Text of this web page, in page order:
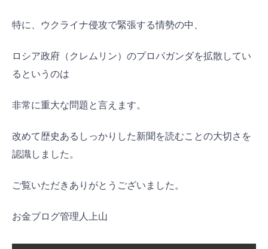
特に、ウクライナ侵攻で緊張する情勢の中、
ロシア政府（クレムリン）のプロパガンダを拡散してい
るというのは
非常に重大な問題と言えます。
改めて歴史あるしっかりした新聞を読むことの大切さを
認識しました。
ご覧いただきありがとうございました。
お金ブログ管理人上山